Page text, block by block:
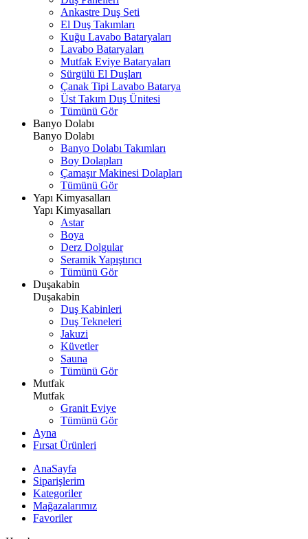
Ankastre Duş Seti
El Duş Takımları
Kuğu Lavabo Bataryaları
Lavabo Bataryaları
Mutfak Eviye Bataryaları
Sürgülü El Duşları
Çanak Tipi Lavabo Batarya
Üst Takım Duş Ünitesi
Tümünü Gör
Banyo Dolabı
Banyo Dolabı
Banyo Dolabı Takımları
Boy Dolapları
Çamaşır Makinesi Dolapları
Tümünü Gör
Yapı Kimyasalları
Yapı Kimyasalları
Astar
Boya
Derz Dolgular
Seramik Yapıştırıcı
Tümünü Gör
Duşakabin
Duşakabin
Duş Kabinleri
Duş Tekneleri
Jakuzi
Küvetler
Sauna
Tümünü Gör
Mutfak
Mutfak
Granit Eviye
Tümünü Gör
Ayna
Fırsat Ürünleri
AnaSayfa
Siparişlerim
Kategoriler
Mağazalarımız
Favoriler